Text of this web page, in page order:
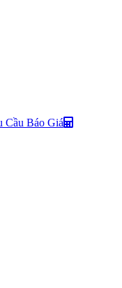
Cầu Báo Giá